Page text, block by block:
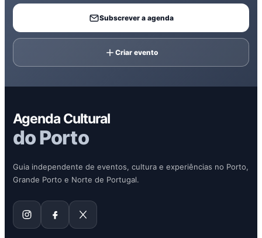
Subscrever a agenda
Criar evento
Agenda Cultural
do Porto
Guia independente de eventos, cultura e experiências no Porto,
Grande Porto e Norte de Portugal.